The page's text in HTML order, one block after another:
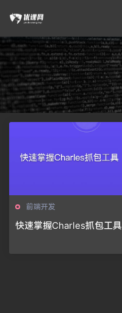
前端开发
快速掌握Charles抓包工具